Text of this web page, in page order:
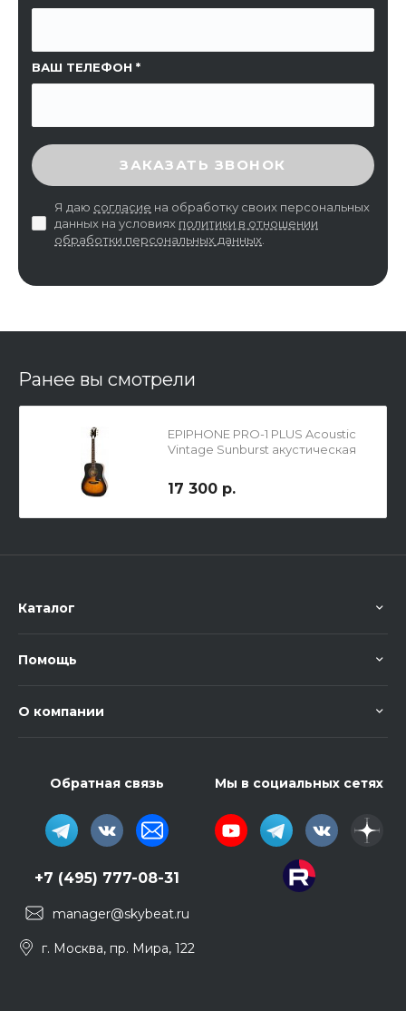
ВАШ ТЕЛЕФОН
ВВЕДИТЕ ПРОВЕРОЧНЫЙ КОД
ЗАКАЗАТЬ ЗВОНОК
Я даю согласие на обработку своих персональных
данных на условиях политики в отношении
обработки персональных данных
Ранее вы смотрели
EPIPHONE PRO-1 PLUS Acoustic
Vintage Sunburst акустическая
17 300 р.
Каталог
Помощь
О компании
Обратная связь
+7 (495) 777-08-31
manager@skybeat.ru
г. Москва, пр. Мира, 122
Мы в социальных сетях